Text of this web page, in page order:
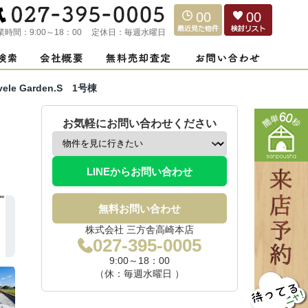
時間： 9:00～18：00 定休日： 毎週水曜日
00 00
Garden.S 1号棟
お気軽にお問い合わせください
LINEからお問い合わせ
無料お問い合わせ
株式会社 三方舎高崎本店
027-395-0005
9:00～18：00
（休：毎週水曜日 ）